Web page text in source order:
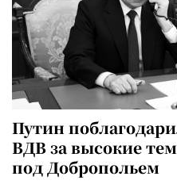
Путин
ВДВ за высокие
под Добропольем